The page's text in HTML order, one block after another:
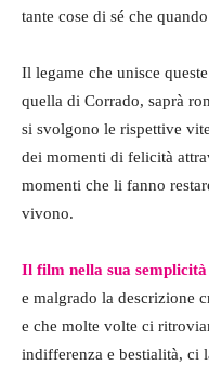
tante cose di sé che
Il legame che unisce
quella di Corrado, saprà
si svolgono le rispettive
dei momenti di felicità
momenti che li fanno
vivono.
Il film nella sua
e malgrado la descrizione
e che molte volte ci
indifferenza e bestialità, ci